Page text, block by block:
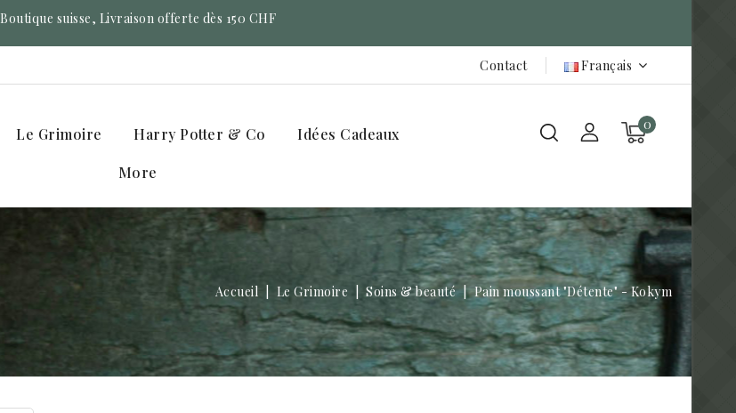
Boutique suisse, Livraison offerte dès 150 CHF
Contact Français
0
Le Grimoire Harry Potter & Co Idées Cadeaux
More
Accueil Le Grimoire Soins & beauté Pain moussant "Détente" - Kokym